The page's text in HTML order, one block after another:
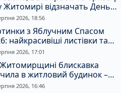
Житомирі відзначать День
та День Незалежності
2026, 18:56
з Яблучним Спасом
найкрасивіші листівки та
привітання зі святом
2026, 17:01
блискавка
в житловий будинок –
пожежа
2026, 16:46